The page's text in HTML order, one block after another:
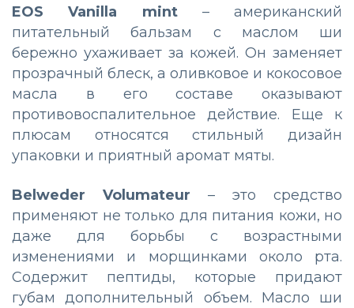
EOS Vanilla mint – американский
питательный бальзам с маслом ши
бережно ухаживает за кожей. Он заменяет
прозрачный блеск, а оливковое и кокосовое
масла в его составе оказывают
противовоспалительное действие. Еще к
плюсам относятся стильный дизайн
упаковки и приятный аромат мяты.
Belweder Volumateur – это средство
применяют не только для питания кожи, но
даже для борьбы с возрастными
изменениями и морщинками около рта.
Содержит пептиды, которые придают
губам дополнительный объем. Масло ши